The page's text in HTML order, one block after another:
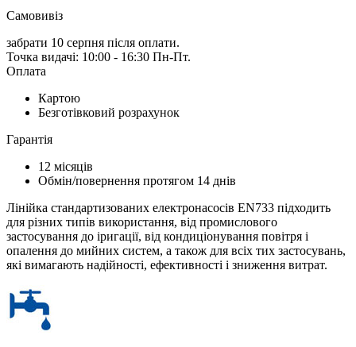
Самовивіз
забрати 10 серпня після оплати.
Точка видачі: 10:00 - 16:30 Пн-Пт.
Оплата
Картою
Безготівковий розрахунок
Гарантія
12 місяців
Обмін/повернення протягом 14 днів
Лінійка стандартизованих електронасосів EN733 підходить
для різних типів використання, від промислового
застосування до іригації, від кондиціонування повітря і
опалення до мийних систем, а також для всіх тих застосувань,
які вимагають надійності, ефективності і зниження витрат.